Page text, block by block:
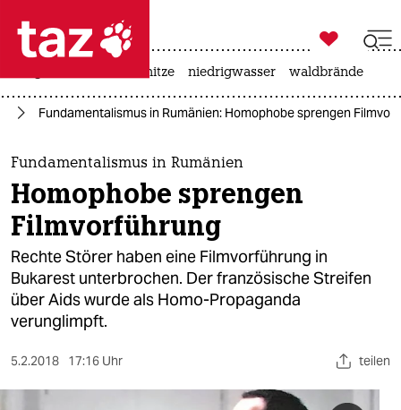
 taz zahl ich
taz zahl ich
themen
politik
öko
gesellschaft
kultur
sport

taz zahl ich
hitze niedrigwasser waldbrände
Fundamentalismus in Rumänien: Homophobe sprengen
Fundamentalismus in Rumänien
Homophobe sprengen
Filmvorführung
Rechte Störer haben eine Filmvorführung in
Bukarest unterbrochen. Der französische Streifen
über Aids wurde als Homo-Propaganda
verunglimpft.
5.2.2018 17:16 Uhr teilen